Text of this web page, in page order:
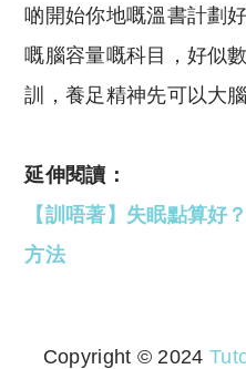
啲開始你地嘅溫書計劃
嘅腦容量嘅科目，好似
訓，養足精神先可以大
延伸閱讀：
【訓唔著】失眠點算好
方法
Copyright © 2024